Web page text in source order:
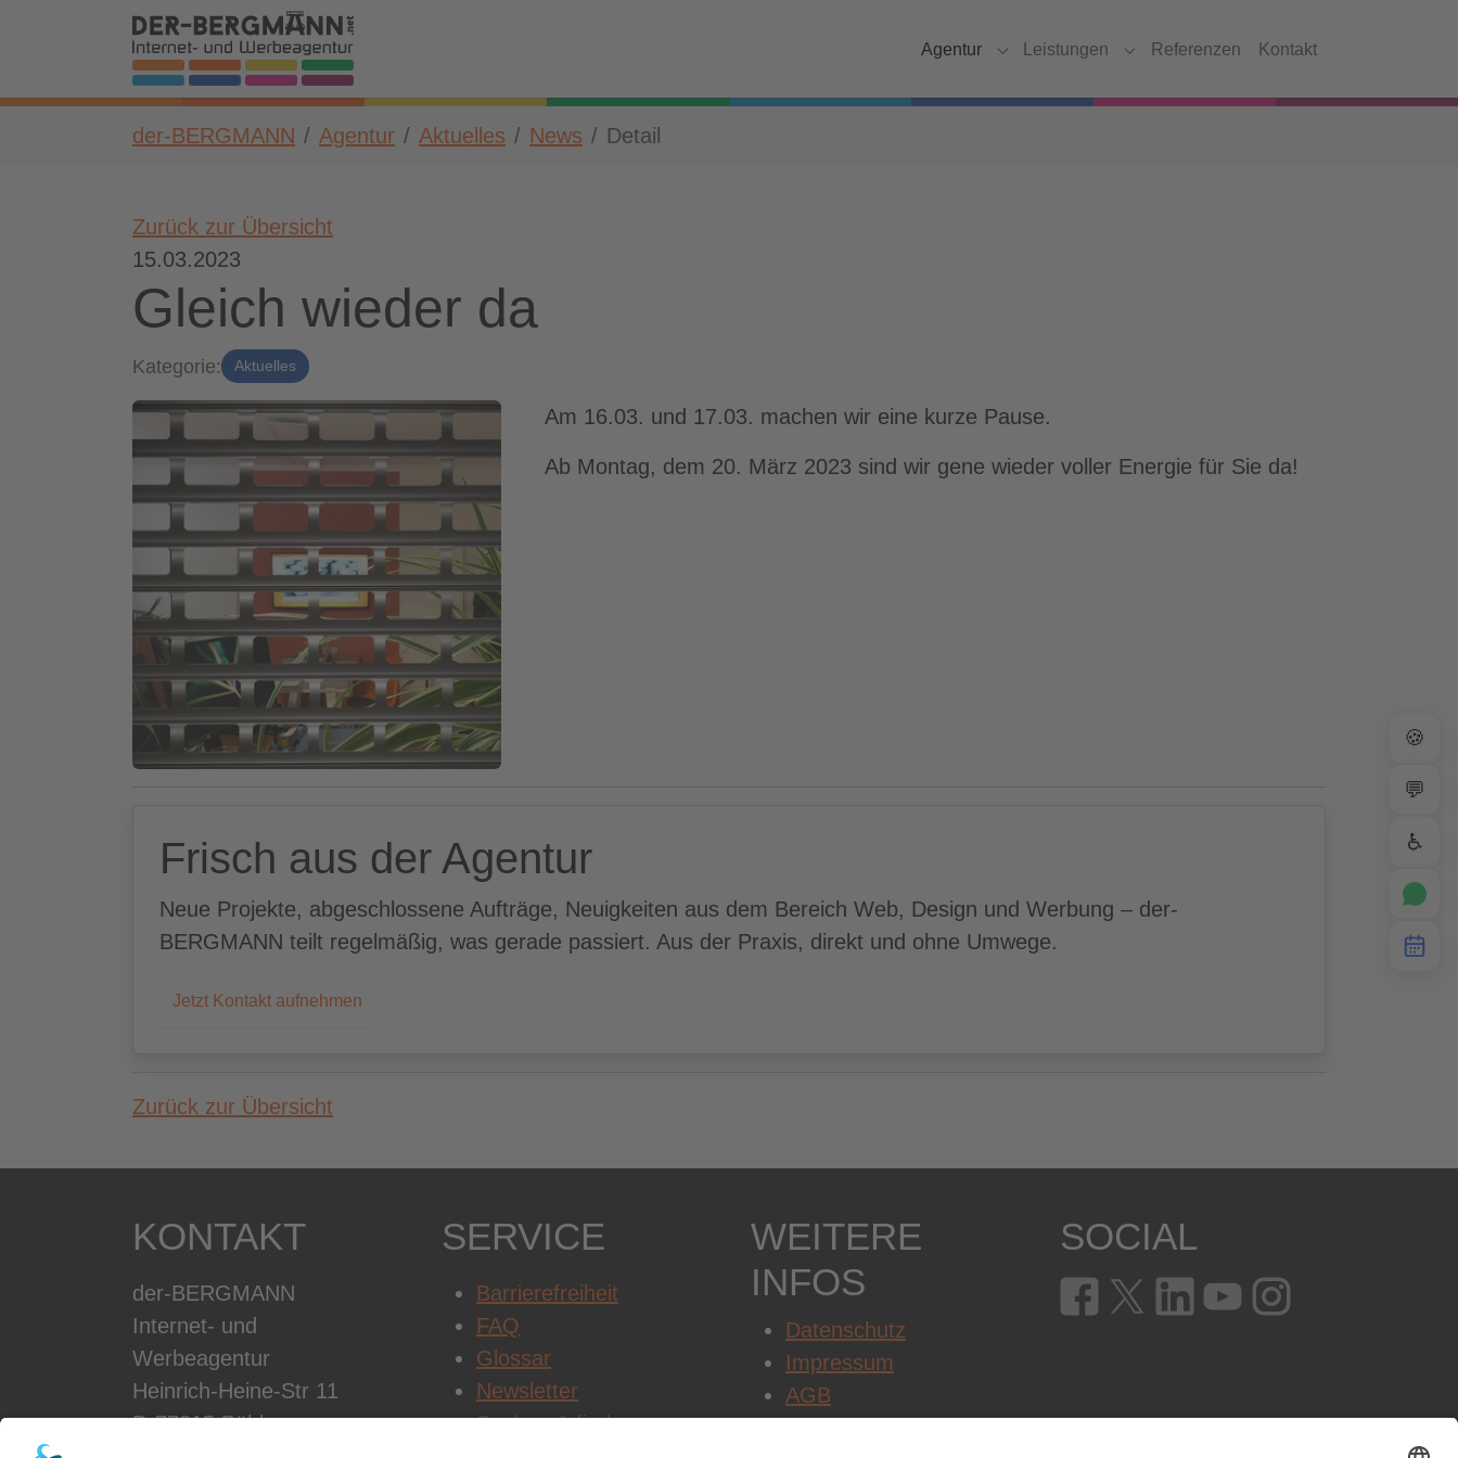
Skip to main navigation
Zum Hauptinhalt springen
Skip to page footer
Agentur
Submenu for "Agentur"
Leistungen
Submenu for "Leistungen"
Referenzen Kontakt
Sie sind hier:
der-BERGMANN Agentur Aktuelles News Detail
Zurück zur Übersicht
15.03.2023
Gleich wieder da
Kategorie: Aktuelles
Am 16.03. und 17.03. machen wir eine kurze Pause.
Ab Montag, dem 20. März 2023 sind wir gene wieder voller Energie für Sie da!
Frisch aus der Agentur
Neue Projekte, abgeschlossene Aufträge, Neuigkeiten aus dem Bereich Web, Design und Werbung – der-
BERGMANN teilt regelmäßig, was gerade passiert. Aus der Praxis, direkt und ohne Umwege.
Jetzt Kontakt aufnehmen
Zurück zur Übersicht
KONTAKT
der-BERGMANN
Internet- und
Werbeagentur
Heinrich-Heine-Str 11
D-77815 Bühl
SERVICE
Barrierefreiheit
FAQ
Glossar
Newsletter
Suchen & finden
WEITERE
INFOS
Datenschutz
Impressum
AGB
SOCIAL
🍪
💬
♿